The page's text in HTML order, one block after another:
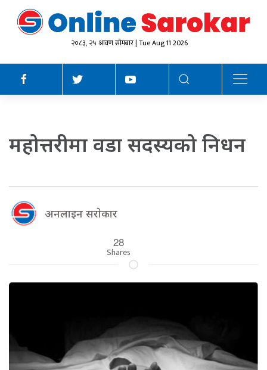
२०८३, २५ श्रावण सोमबार | Tue Aug 11 2026
महोत्तरीमा वडा सदस्यको निधन
अनलाइन सराेकार
28
Shares